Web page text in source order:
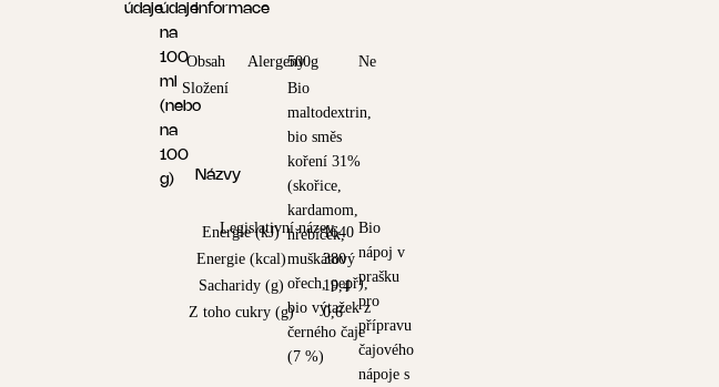
údaje
Obsah
500g
Složení
Bio
maltodextrin,
bio směs
koření 31%
(skořice,
kardamom,
hřebíček,
muškátový
ořech, pepř),
bio výtažek z
černého čaje
(7 %)
údaje
na
100
ml
(nebo
na
100
g)
Energie (kJ)
1640
Energie (kcal)
380
Sacharidy (g)
19,4
Z toho cukry (g)
0,6
informace
Alergeny Ne
Názvy
Legislativní název
Bio
nápoj v
prašku
pro
přípravu
čajového
nápoje s